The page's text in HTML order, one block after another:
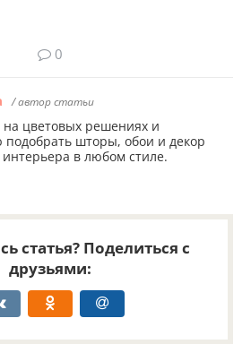
0
/ автор статьи
цветовых решениях и
подобрать шторы, обои и декор
в любом стиле.
статья? Поделиться с
друзьями: